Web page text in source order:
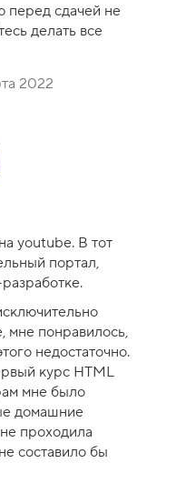
сдачей не
делать все
2022
youtube. В тот
портал,
мне понравилось,
недостаточно.
курс HTML
мне было
домашние
проходила
составило бы